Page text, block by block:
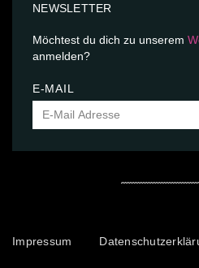
NEWSLETTER
Möchtest du dich zu unserem
anmelden?
E-MAIL
Impressum